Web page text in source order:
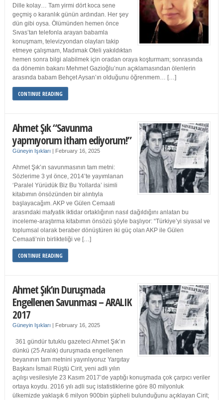
Dille kolay… Tam yirmi dört koca sene
geçmiş o karanlık günün ardından. Her şey
dün gibi oysa. Ölümünden hemen önce
Sıvas’tan telefonla arayan babamla
konuşmam, televizyondan olayları takip
etmeye çalışmam, Madımak Oteli yakıldıktan
hemen sonra bilgi alabilmek için oradan oraya koşturmam; sonrasında
da dönemin bakanı Mehmet Gazioğlu’nun açıklamasından ölenlerin
arasında babam Behçet Aysan’ın olduğunu öğrenmem… […]
CONTINUE READING
Ahmet Şık “Savunma
yapmıyorum itham ediyorum!”
Güneyin Işıkları | February 16, 2025
Ahmet Şık’ın savunmasının tam metni:
Sözlerime 3 yıl önce, 2014’te yayımlanan
‘Paralel Yürüdük Biz Bu Yollarda’ isimli
kitabımın önsözünden bir alıntıyla
başlayacağım. AKP ve Gülen Cemaati
arasındaki mafyatik iktidar ortaklığının nasıl dağıldığını anlatan bu
inceleme-araştırma kitabımın önsözü şöyle başlıyor: “Türkiye’yi siyasal ve
toplumsal olarak beraber dönüştüren iki güç olan AKP ile Gülen
Cemaati’nin birlikteliği ve […]
CONTINUE READING
Ahmet Şık’ın Duruşmada
Engellenen Savunması – ARALIK
2017
Güneyin Işıkları | February 16, 2025
361 gündür tutuklu gazeteci Ahmet Şık’ın
dünkü (25 Aralık) duruşmada engellenen
beyanının tam metnini yayınlıyoruz Yargıtay
Başkanı İsmail Rüştü Cirit, yeni adli yılın
açılışı vesilesiyle 23 Kasım 2017’de yaptığı konuşmada çok çarpıcı veriler
ortaya koydu. 2016 yılı adli suç istatistiklerine göre 80 milyonluk
ülkemizde yaklaşık 6 milyon 900bin şüpheli bulunduğunu açıklayan Cirit;